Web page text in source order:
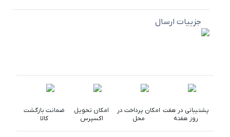
جزییات ارسال
پشتیبانی در هفت
روز هفته
امکان پرداخت در
محل
امکان تحویل
اکسپرس
ضمانت بازگشت
کالا